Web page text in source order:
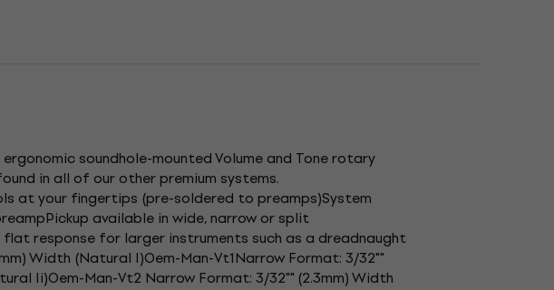
soundhole-mounted Volume and Tone rotary
in all of our other premium systems.
at your fingertips (pre-soldered to preamps)System
available in wide, narrow or split
response for larger instruments such as a dreadnaught
Width (Natural I)Oem-Man-Vt1Narrow Format: 3/32""
Ii)Oem-Man-Vt2 Narrow Format: 3/32"" (2.3mm) Width